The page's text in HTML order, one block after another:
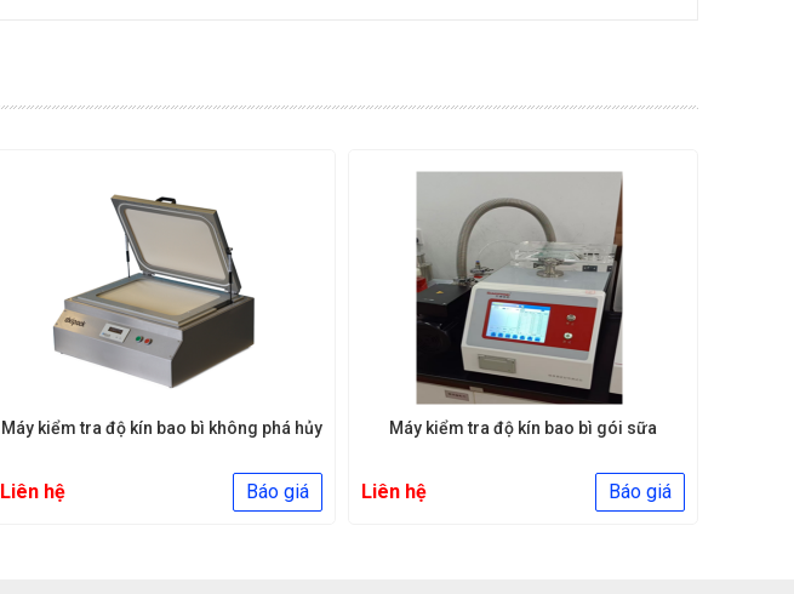
Máy kiểm tra độ kín bao bì không phá hủy
Liên hệ Báo giá
Máy kiểm tra độ kín bao bì gói sữa
Liên hệ Báo giá